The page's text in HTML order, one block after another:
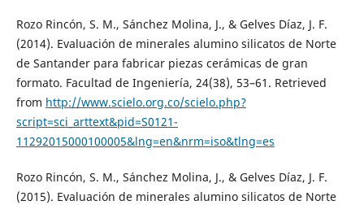
Rozo Rincón, S. M., Sánchez Molina, J., & Gelves Díaz, J. F.
(2014). Evaluación de minerales alumino silicatos de Norte
de Santander para fabricar piezas cerámicas de gran
formato. Facultad de Ingeniería, 24(38), 53–61. Retrieved
from http://www.scielo.org.co/scielo.php?
script=sci_arttext&pid=S0121-
11292015000100005&lng=en&nrm=iso&tlng=es
Rozo Rincón, S. M., Sánchez Molina, J., & Gelves Díaz, J. F.
(2015). Evaluación de minerales alumino silicatos de Norte